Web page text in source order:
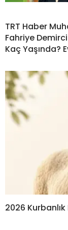
TRT Haber
Fahriye
Kaç Yaşında?
2026